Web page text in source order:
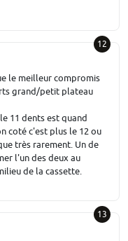
12
le meilleur compromis
grand/petit plateau
11 dents est quand
coté c'est plus le 12 ou
très rarement. Un de
l'un des deux au
de la cassette.
13